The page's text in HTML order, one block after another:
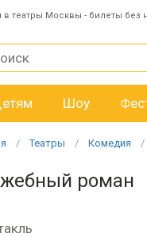
театры Москвы - билеты без
Шоу
Театры Комедия
роман